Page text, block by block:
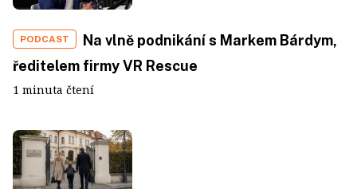
PODCAST
Na vlně podnikání s Markem Bárdym,
ředitelem firmy VR Rescue
1 minuta čtení